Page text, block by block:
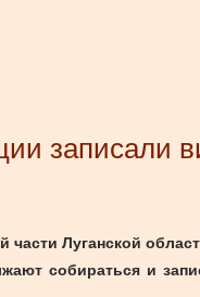
записали
Луганской
собираться и